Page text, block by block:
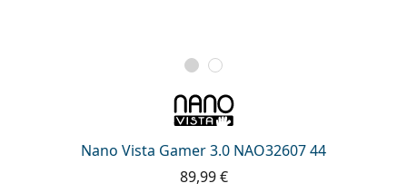
Nano Vista Gamer 3.0 NAO32607 44
89,99 €